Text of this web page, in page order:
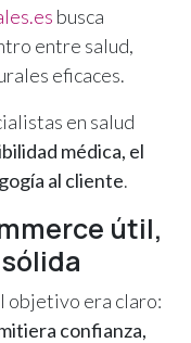
busca
entre salud,
eficaces.
en salud
médica, el
al cliente.
útil,
objetivo era claro:
confianza,